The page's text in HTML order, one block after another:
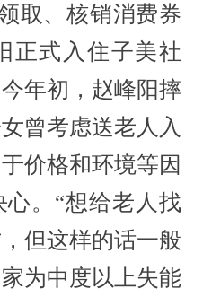
、核销消费券
正式入住子美社
年初，赵峰阳摔
曾考虑送老人入
价格和环境等因
。“想给老人找
但这样的话一般
为中度以上失能